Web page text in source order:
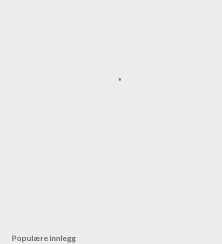
Populære innlegg